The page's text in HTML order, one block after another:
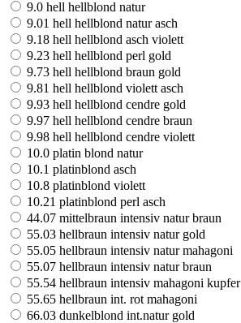
9.0 hell hellblond natur
9.01 hell hellblond natur asch
9.18 hell hellblond asch violett
9.23 hell hellblond perl gold
9.73 hell hellblond braun gold
9.81 hell hellblond violett asch
9.93 hell hellblond cendre gold
9.97 hell hellblond cendre braun
9.98 hell hellblond cendre violett
10.0 platin blond natur
10.1 platinblond asch
10.8 platinblond violett
10.21 platinblond perl asch
44.07 mittelbraun intensiv natur braun
55.03 hellbraun intensiv natur gold
55.05 hellbraun intensiv natur mahagoni
55.07 hellbraun intensiv natur braun
55.54 hellbraun intensiv mahagoni kupfer
55.65 hellbraun int. rot mahagoni
66.03 dunkelblond int.natur gold